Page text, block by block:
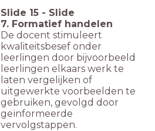
Slide 15 - Slide
7. Formatief handelen
De docent stimuleert
kwaliteitsbesef onder
leerlingen door bijvoorbeeld
leerlingen elkaars werk te
laten vergelijken of
uitgewerkte voorbeelden te
gebruiken, gevolgd door
geïnformeerde
vervolgstappen.